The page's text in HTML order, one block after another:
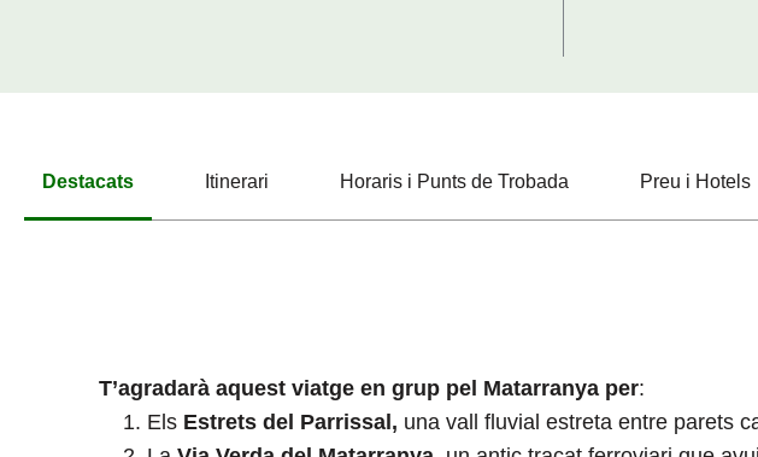
Destacats Itinerari Horaris i Punts de Trobada Preu i Hotels
T’agradarà aquest viatge en grup pel Matarranya per:
Els Estrets del Parrissal, una vall fluvial estreta entre parets